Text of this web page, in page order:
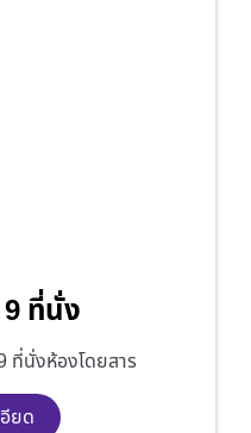
ที่นั่ง
ที่นั่งห้องโดยสาร
ยด